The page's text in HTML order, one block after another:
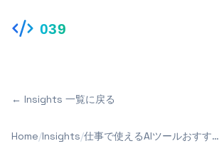
039
← Insights 一覧に戻る
Home/Insights/仕事で使えるAIツールおすすめ